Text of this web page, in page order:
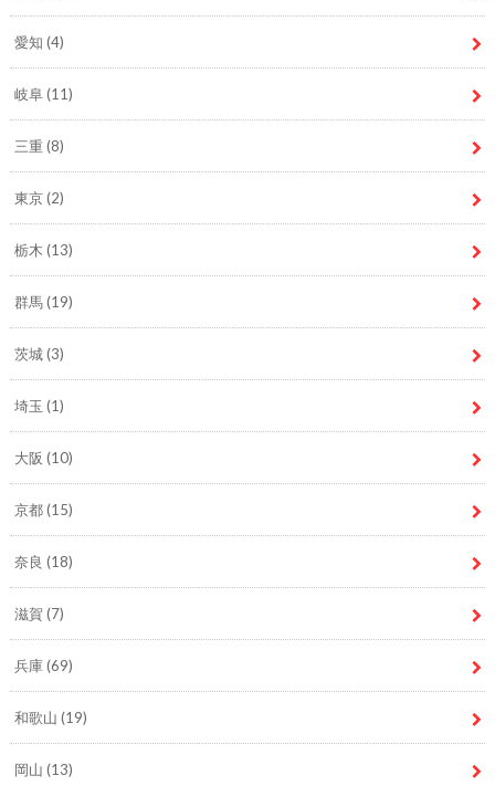
愛知 (4)
岐阜(11)
三重 (8)
東京(2)
栃木 (13)
群馬(19)
茨城(3)
埼玉 (1)
大阪 (10)
京都(15)
奈良 (18)
滋賀 (7)
兵庫(69)
和歌山 (19)
岡山 (13)